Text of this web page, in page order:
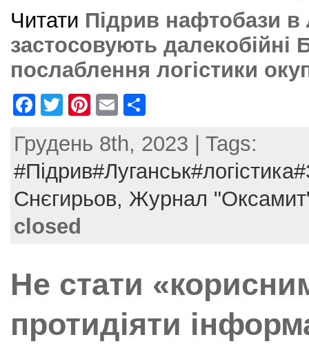
Читати Підрив нафтобази в
застосовують
послаблення логістики
F
c
e
b
o
o
T
itt
er
Pi
er
e
st
E
ai
l
ar
e
Грудень 8th, 2023 | Tags:
Снєгирьов, Журнал
closed
Не стати
протидіяти